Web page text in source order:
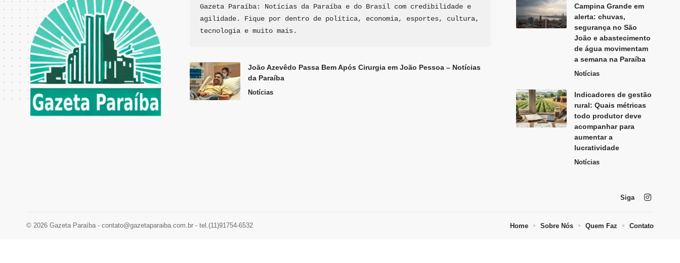
Gazeta Paraíba: Notícias da Paraíba e do Brasil com credibilidade e
agilidade. Fique por dentro de política, economia, esportes, cultura,
tecnologia e muito mais.
João Azevêdo Passa Bem Após Cirurgia em João Pessoa – Notícias
da Paraíba
Notícias
Campina Grande em
alerta: chuvas,
segurança no São
João e abastecimento
de água movimentam
a semana na Paraíba
Notícias
Indicadores de gestão
rural: Quais métricas
todo produtor deve
acompanhar para
aumentar a
lucratividade
Notícias
Siga
© 2026 Gazeta Paraíba - contato@gazetaparaiba.com.br - tel.(11)91754-6532 Home Sobre Nós Quem Faz Contato